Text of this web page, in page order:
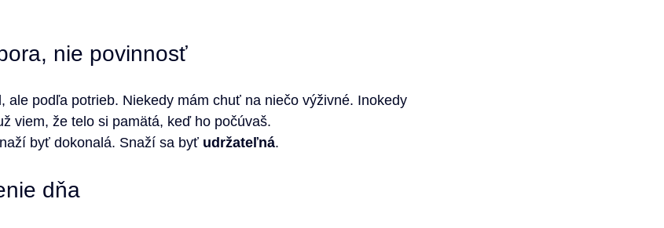
nie povinnosť
ale podľa potrieb. Niekedy mám chuť na niečo výživné. Inokedy
viem, že telo si pamätá, keď ho počúvaš.
byť dokonalá. Snaží sa byť udržateľná.
dňa